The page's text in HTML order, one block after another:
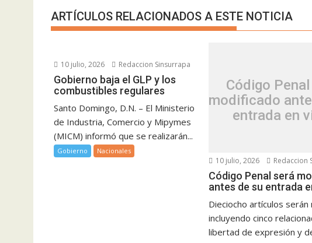
ARTÍCULOS RELACIONADOS A ESTE NOTICIA
10 julio, 2026 Redaccion Sinsurrapa
Gobierno baja el GLP y los
combustibles regulares
Santo Domingo, D.N. – El Ministerio
de Industria, Comercio y Mipymes
(MICM) informó que se realizarán...
Gobierno Nacionales
Código
modificado
entrada en
10 julio, 2026 Redaccion
Código Penal será
antes de su entrada
Dieciocho artículos serán
incluyendo cinco
libertad de expresión y